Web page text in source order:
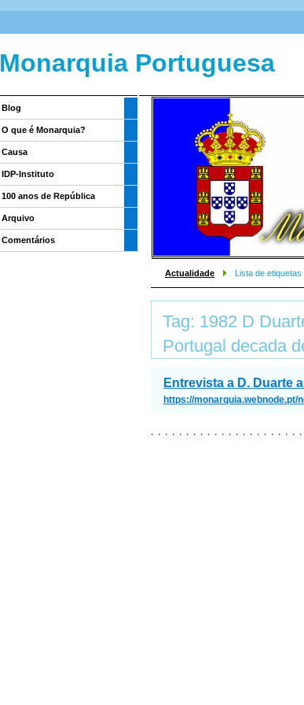
Monarquia Portuguesa
Actualidade Lista de etiquetas
Tag: 1982 D
Portugal decada
Entrevista a D. Duarte
https://monarquia.webnode.pt/
Blog
O que é Monarquia?
Causa
IDP-Instituto
100 anos de República
Arquivo
Comentários